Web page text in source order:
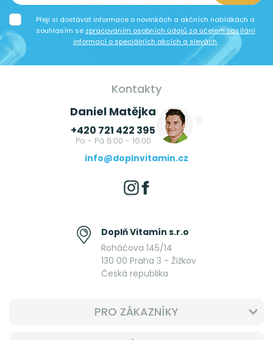
Přeji si dostávat informace o novinkách a akčních nabídkách a
souhlasím se zpracováním osobních údajů za účelem zasílání
informací o speciálních akcích a slevách.
Kontakty
Daniel Matějka
+420 721 422 395
Po - Pá 8:00 - 16:00
info@doplnvitamin.cz
Doplň Vitamín s.r.o
Roháčova 145/14
130 00 Praha 3 - Žižkov
Česká republika
PRO ZÁKAZNÍKY